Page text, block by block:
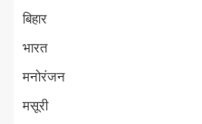
बिहार
भारत
मनोरंजन
मसूरी